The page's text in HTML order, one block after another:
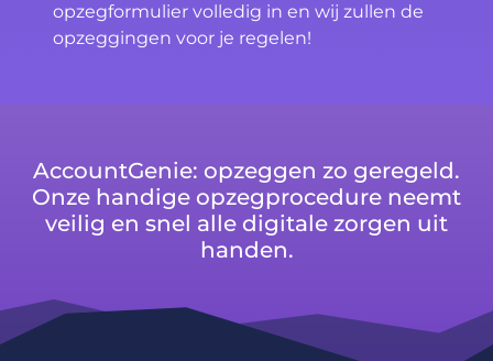
opzegformulier volledig in en wij zullen de
opzeggingen voor je regelen!
AccountGenie: opzeggen zo geregeld.
Onze handige opzegprocedure neemt
veilig en snel alle digitale zorgen uit
handen.